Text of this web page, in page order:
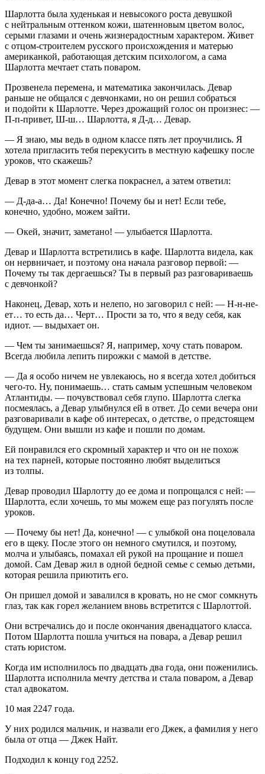
Шарлотта была худенькая и невысокого роста девушкой
с нейтральным оттенком кожи, шатенновым цветом волос,
серыми глазами и очень жизнерадостным характером. Живет
с отцом-строителем русского происхождения и матерью
американкой, работающая детским психологом, а сама
Шарлотта мечтает стать поваром.
Прозвенела перемена, и математика закончилась. Девар
раньше не общался с девчонками, но он решил собраться
и подойти к Шарлотте. Через дрожащий голос он произнес: —
П-п-привет, Ш-ш… Шарлотта, я Д-д… Девар.
— Я знаю, мы ведь в одном классе пять лет проучились. Я
хотела пригласить тебя перекусить в местную кафешку после
уроков, что скажешь?
Девар в этот момент слегка покраснел, а затем ответил:
— Д-да-а… Да! Конечно! Почему бы и нет! Если тебе,
конечно, удобно, можем зайти.
— Окей, значит, заметано! — улыбается Шарлотта.
Девар и Шарлотта встретились в кафе. Шарлотта видела, как
он нервничает, и поэтому она начала разговор первой: —
Почему ты так дергаешься? Ты в первый раз разговариваешь
с девчонкой?
Наконец, Девар, хоть и нелепо, но заговорил с ней: — Н-н-не-
ет… то есть да… Черт… Прости за то, что я веду себя, как
идиот. — выдыхает он.
— Чем ты занимаешься? Я, например, хочу стать поваром.
Всегда любила лепить пирожки с мамой в детстве.
— Да я особо ничем не увлекаюсь, но я всегда хотел добиться
чего-то. Ну, понимаешь… стать самым успешным человеком
Атлантиды. — почувствовал себя глупо. Шарлотта слегка
посмеялась, а Девар улыбнулся ей в ответ. До семи вечера они
разговаривали в кафе об интересах, о детстве, о предстоящем
будущем. Они вышли из кафе и пошли по домам.
Ей понравился его скромный характер и что он не похож
на тех парней, которые постоянно любят выделиться
из толпы.
Девар проводил Шарлотту до ее дома и попрощался с ней: —
Шарлотта, если хочешь, то мы можем еще раз погулять после
уроков.
— Почему бы нет! Да, конечно! — с улыбкой она поцеловала
его в щеку. После этого он немного смутился, и поэтому,
молча и улыбаясь, помахал ей рукой на прощание и пошел
домой. Сам Девар жил в одной бедной семье с семью детьми,
которая решила приютить его.
Он пришел домой и завалился в кровать, но не смог сомкнуть
глаз, так как горел желанием вновь встретится с Шарлоттой.
Они встречались до и после окончания двенадцатого класса.
Потом Шарлотта пошла учиться на повара, а Девар решил
стать юристом.
Когда им исполнилось по двадцать два года, они поженились.
Шарлотта исполнила мечту детства и стала поваром, а Девар
стал адвокатом.
10 мая 2247 года.
У них родился мальчик, и назвали его Джек, а фамилия у него
была от отца — Джек Найт.
Подходил к концу год 2252.